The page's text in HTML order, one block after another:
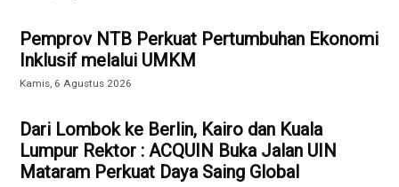
Pemprov NTB Perkuat Pertumbuhan Ekonomi
Inklusif melalui UMKM
Kamis, 6 Agustus 2026
Dari Lombok ke Berlin, Kairo dan Kuala
Lumpur Rektor : ACQUIN Buka Jalan UIN
Mataram Perkuat Daya Saing Global